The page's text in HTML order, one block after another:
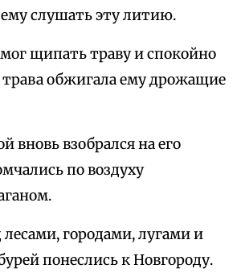
слушать эту литию.
щипать траву и спокойно
трава обжигала ему дрожащие
вновь взобрался на его
по воздуху
лесами, городами, лугами и
понеслись к Новгороду.